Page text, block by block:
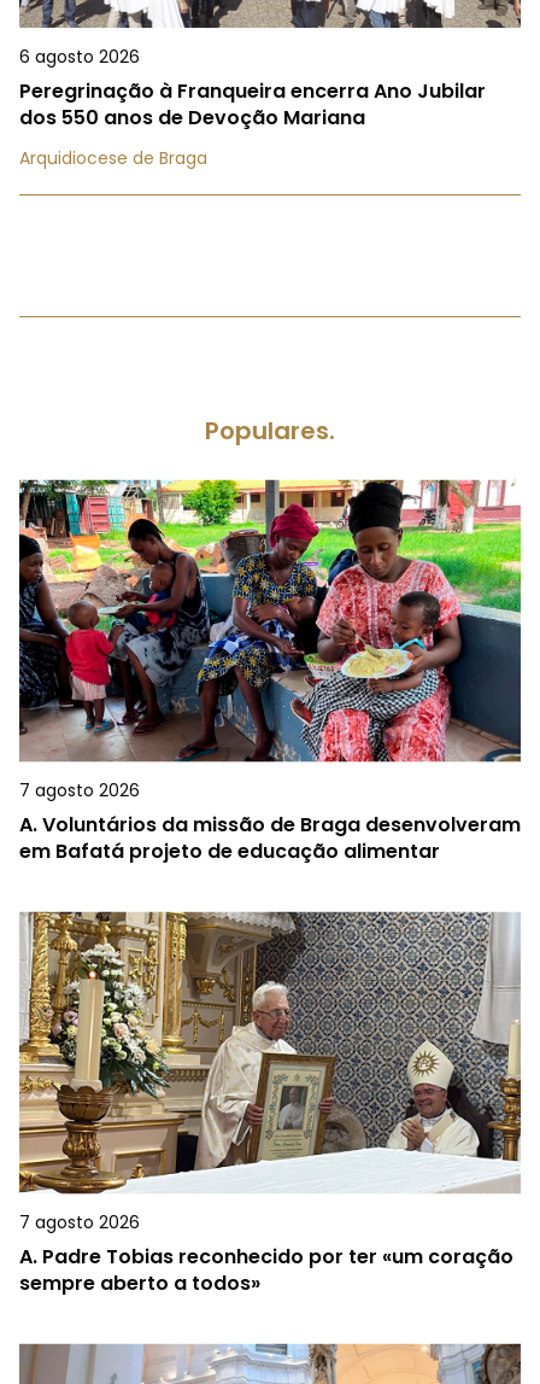
6 agosto 2026
Peregrinação à Franqueira encerra Ano Jubilar
dos 550 anos de Devoção Mariana
Arquidiocese de Braga
Populares.
7 agosto 2026
A.Voluntários da missão de Braga desenvolveram
em Bafatá projeto de educação alimentar
7 agosto 2026
A. Padre Tobias reconhecido por ter «um coração
sempre aberto a todos»